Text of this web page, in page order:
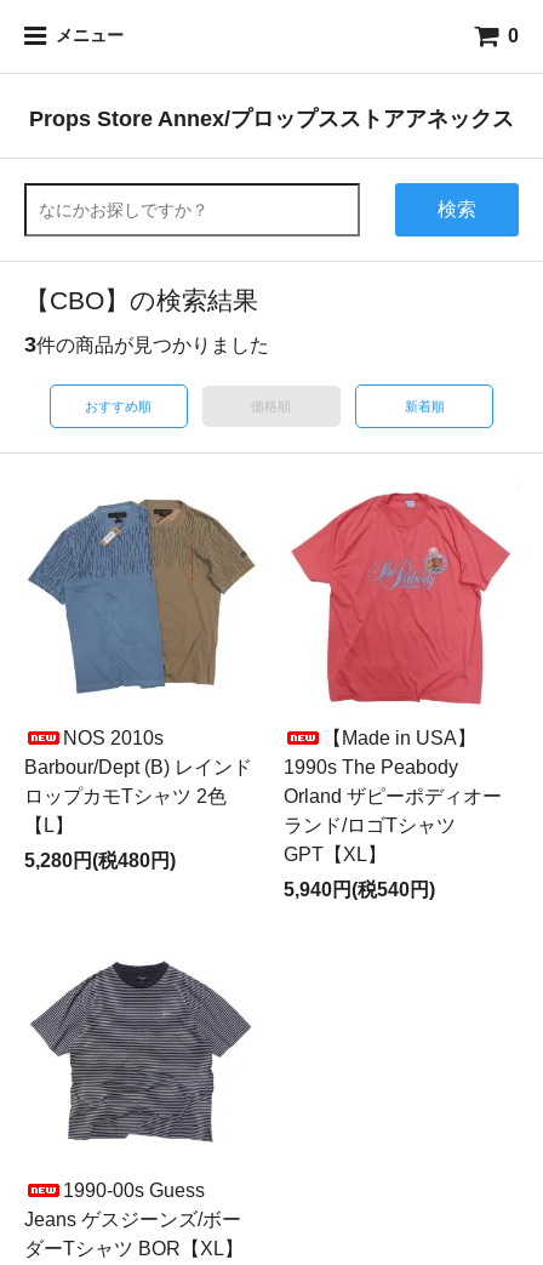
メニュー 0
Props Store Annex/プロップスストアアネックス
検索
【CBO】の検索結果
3件の商品が見つかりました
おすすめ順 価格順 新着順
NOS 2010s
Barbour/Dept (B) レインド
ロップカモTシャツ 2色
【L】
5,280円(税480円)
【Made in USA】
1990s The Peabody
Orland ザピーポディオー
ランド/ロゴTシャツ
GPT【XL】
5,940円(税540円)
1990-00s Guess
Jeans ゲスジーンズ/ボー
ダーTシャツ BOR【XL】